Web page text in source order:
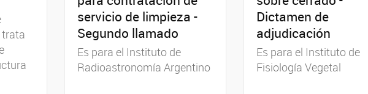
trata
servicio de limpieza -
Segundo llamado
Es para el Instituto de
Radioastronomía Argentino
Dictamen de
adjudicación
Es para el Instituto de
Fisiología Vegetal